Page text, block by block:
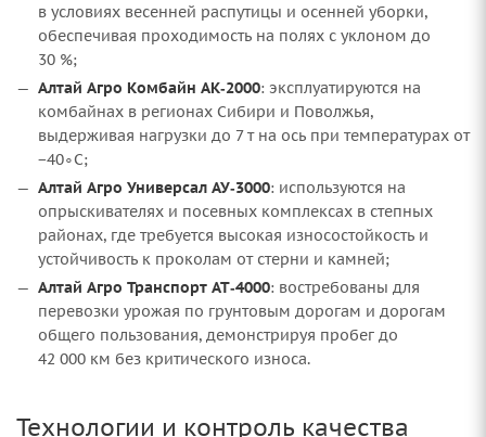
в условиях весенней распутицы и осенней уборки,
обеспечивая проходимость на полях с уклоном до
30 %;
Алтай Агро Комбайн АК‑2000: эксплуатируются на
комбайнах в регионах Сибири и Поволжья,
выдерживая нагрузки до 7 т на ось при температурах от
−40∘C;
Алтай Агро Универсал АУ‑3000: используются на
опрыскивателях и посевных комплексах в степных
районах, где требуется высокая износостойкость и
устойчивость к проколам от стерни и камней;
Алтай Агро Транспорт АТ‑4000: востребованы для
перевозки урожая по грунтовым дорогам и дорогам
общего пользования, демонстрируя пробег до
42 000 км без критического износа.
Технологии и контроль качества